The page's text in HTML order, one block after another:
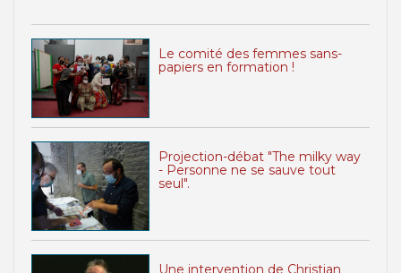
Le comité des femmes sans-
papiers en formation !
Projection-débat "The milky way
- Personne ne se sauve tout
seul".
Une intervention de Christian